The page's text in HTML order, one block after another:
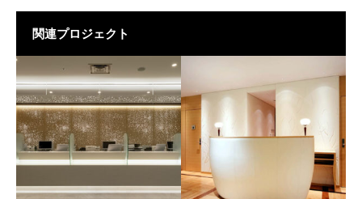
関連プロジェクト